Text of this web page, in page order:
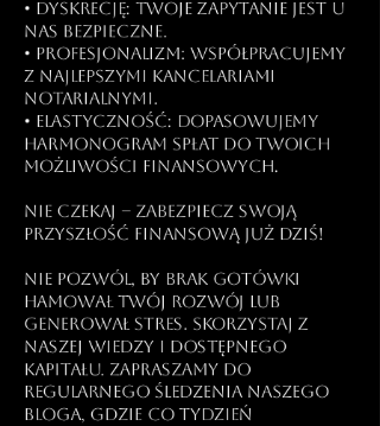
• Dyskrecję: Twoje zapytanie jest u
nas bezpieczne.
• Profesjonalizm: Współpracujemy
z najlepszymi kancelariami
notarialnymi.
• Elastyczność: Dopasowujemy
harmonogram spłat do Twoich
możliwości finansowych.
Nie czekaj – zabezpiecz swoją
przyszłość finansową już dziś​!
Nie pozwól, by brak gotówki
hamował Twój rozwój lub
generował stres. Skorzystaj z
naszej wiedzy i dostępnego
kapitału. Zapraszamy do
regularnego śledzenia naszego
bloga, gdzie co tydzień